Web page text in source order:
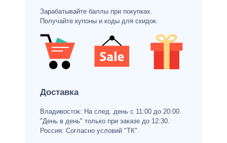
Зарабатывайте баллы при покупках.
Получайте купоны и коды для скидок.
Доставка
Владивосток: На след. день с 11:00 до 20:00.
"День в день" только при заказе до 12:30.
Россия: Согласно условий "ТК".